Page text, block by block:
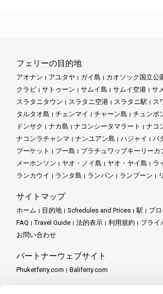
フェリーの目的地
アオナン アユタヤ ガイ島 カオソック国立公
クラビ
サトゥーン サムイ島 サムイ空港 サ
スラタニタウン
スラタニ空港 スラタニ駅 ス
タルタオ島
チェンマイ チャーン島 チュンポ
ドンサク
ナカ島 ナコンシータマラート ナコ
ナコンラチャシマ
ナンユアン島 ハジャイ パ
プーケット
プー島 プラチュワップキーリーカ
メーホンソン
ヤオ・ノイ島 ヤオ・ヤイ島 ラ
ランカウイ
ランタ島 ランパン ランプーン
サイトマップ
ホーム 目的地 Schedules and Prices 駅 プ
FAQ
Travel Guide 法的表示 利用規約 プライ
お問い合わせ
パートナーウェブサイト
Phuketferry.com Baliferry.com